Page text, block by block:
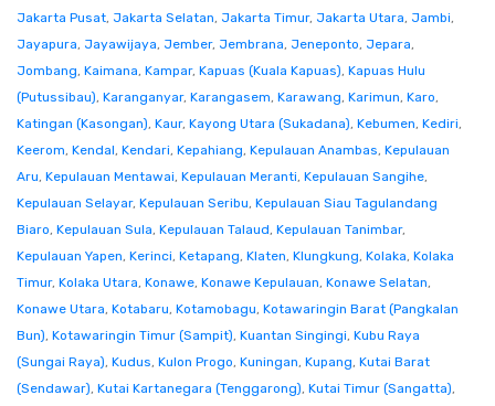
Jakarta Pusat, Jakarta Selatan, Jakarta Timur, Jakarta Utara, Jambi,
Jayapura, Jayawijaya, Jember, Jembrana, Jeneponto, Jepara,
Jombang, Kaimana, Kampar, Kapuas (Kuala Kapuas), Kapuas Hulu
(Putussibau), Karanganyar, Karangasem, Karawang, Karimun, Karo,
Katingan (Kasongan), Kaur, Kayong Utara (Sukadana), Kebumen, Kediri,
Keerom, Kendal, Kendari, Kepahiang, Kepulauan Anambas, Kepulauan
Aru, Kepulauan Mentawai, Kepulauan Meranti, Kepulauan Sangihe,
Kepulauan Selayar, Kepulauan Seribu, Kepulauan Siau Tagulandang
Biaro, Kepulauan Sula, Kepulauan Talaud, Kepulauan Tanimbar,
Kepulauan Yapen, Kerinci, Ketapang, Klaten, Klungkung, Kolaka, Kolaka
Timur, Kolaka Utara, Konawe, Konawe Kepulauan, Konawe Selatan,
Konawe Utara, Kotabaru, Kotamobagu, Kotawaringin Barat (Pangkalan
Bun), Kotawaringin Timur (Sampit), Kuantan Singingi, Kubu Raya
(Sungai Raya), Kudus, Kulon Progo, Kuningan, Kupang, Kutai Barat
(Sendawar), Kutai Kartanegara (Tenggarong), Kutai Timur (Sangatta),